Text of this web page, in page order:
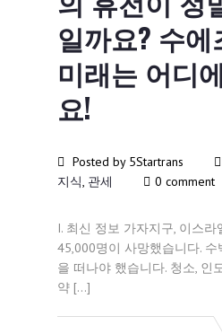
일까요? 수에
미래는 어디
요!
Posted by 5Startrans
지식, 관세 0 comment
I. 최신 정보 가자지구, 이스
45,000명이 사망했습니다.
을 떠나야 했습니다. 청소, 인
약 […]